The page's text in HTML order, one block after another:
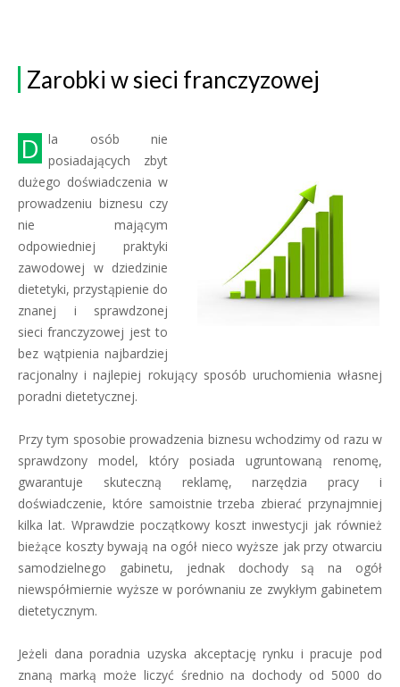
Zarobki w sieci franczyzowej
Dla osób nie
posiadających zbyt
dużego doświadczenia w
prowadzeniu biznesu czy
nie mającym
odpowiedniej praktyki
zawodowej w dziedzinie
dietetyki, przystąpienie do
znanej i sprawdzonej
sieci franczyzowej jest to
bez wątpienia najbardziej
racjonalny i najlepiej rokujący sposób uruchomienia własnej
poradni dietetycznej.
Przy tym sposobie prowadzenia biznesu wchodzimy od razu w
sprawdzony model, który posiada ugruntowaną renomę,
gwarantuje skuteczną reklamę, narzędzia pracy i
doświadczenie, które samoistnie trzeba zbierać przynajmniej
kilka lat. Wprawdzie początkowy koszt inwestycji jak również
bieżące koszty bywają na ogół nieco wyższe jak przy otwarciu
samodzielnego gabinetu, jednak dochody są na ogół
niewspółmiernie wyższe w porównaniu ze zwykłym gabinetem
dietetycznym.
Jeżeli dana poradnia uzyska akceptację rynku i pracuje pod
znaną marką może liczyć średnio na dochody od 5000 do